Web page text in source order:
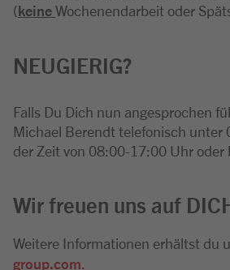
(keineWochenendarbeit oder
NEUGIERIG?
Falls Du Dich nun angesprochen
Michael Berendt telefonisch
der Zeit von 08:00-17:00 Uhr oder
Wir freuen uns auf
Weitere Informationen erhältst du
group.com